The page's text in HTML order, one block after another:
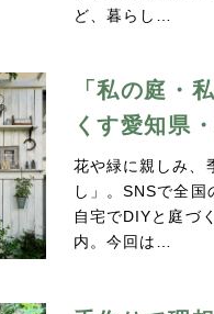
ど、暮らし…
「私の庭・
くす愛知県
花や緑に親しみ、
し」。SNSで全
自宅でDIYと庭づ
内。今回は…